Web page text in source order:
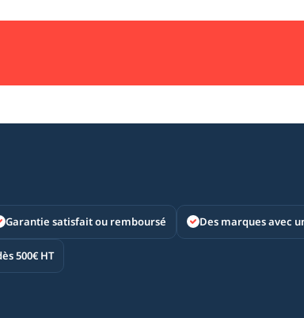
Garantie satisfait ou remboursé Des marques avec
500€ HT